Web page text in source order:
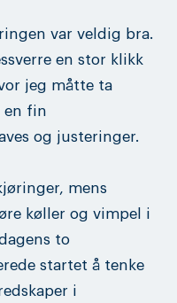
var veldig bra.
en stor klikk
jeg måtte ta
en fin
og justeringer.
mens
køller og vimpel i
to
startet å tenke
i